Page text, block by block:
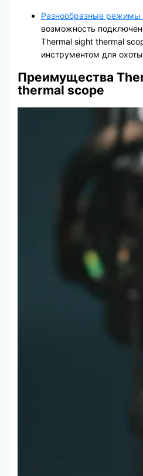
Разнообразные режимы
возможность
Thermal sight thermal
инструментом для
Преимущества
thermal scope